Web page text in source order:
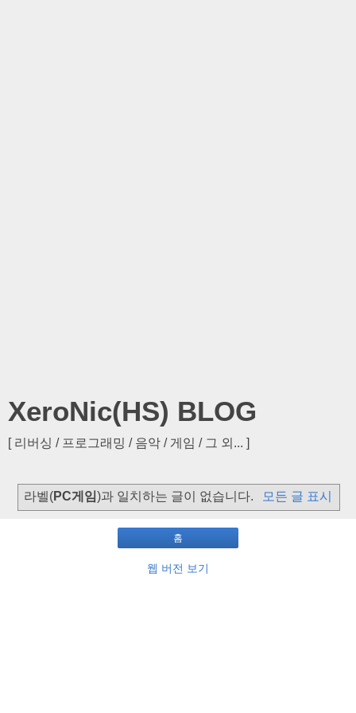
XeroNic(HS) BLOG
[ 리버싱 / 프로그래밍 / 음악 / 게임 / 그 외... ]
라벨(PC게임)과 일치하는 글이 없습니다. 모든 글 표시
홈
웹 버전 보기